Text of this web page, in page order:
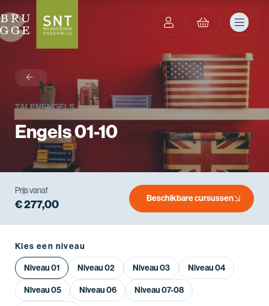
Prijs vanaf
€ 277,00 Beschikbare cursussen
terug
TALENENGELS
Engels 01-10
Kies een niveau
Niveau 01 Niveau 02 Niveau 03 Niveau 04
Niveau 05 Niveau 06 Niveau 07-08